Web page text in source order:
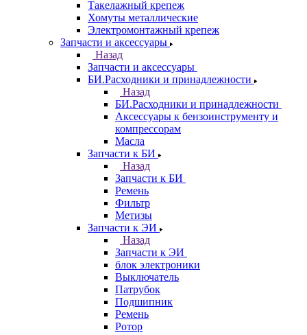
Такелажный крепеж
Хомуты металлические
Электромонтажный крепеж
Запчасти и аксессуары
Назад
Запчасти и аксессуары
БИ.Расходники и принадлежности
Назад
БИ.Расходники и принадлежности
Аксессуары к бензоинструменту и
компрессорам
Масла
Запчасти к БИ
Назад
Запчасти к БИ
Ремень
Фильтр
Метизы
Запчасти к ЭИ
Назад
Запчасти к ЭИ
блок электроники
Выключатель
Патрубок
Подшипник
Ремень
Ротор